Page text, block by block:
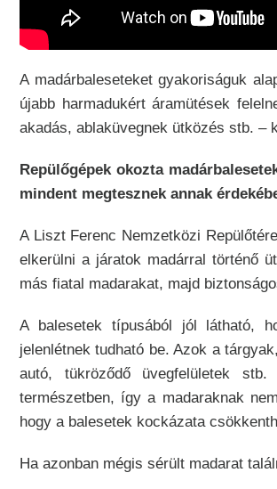
A madárbaleseteket gyakoriságuk
újabb harmadukért áramütések
akadás, ablaküvegnek ütközés stb. –
Repülőgépek okozta
mindent megtesznek annak
A Liszt Ferenc Nemzetközi
elkerülni a járatok madárral történő
más fiatal madarakat, majd
A balesetek típusából jól látható,
jelenlétnek tudható be. Azok a
autó, tükröződő üvegfelületek
természetben, így a madaraknak
hogy a balesetek kockázata
Ha azonban mégis sérült madarat